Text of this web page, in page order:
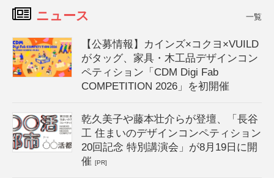
ニュース 一覧
【公募情報】カインズ×コクヨ×VUILD
がタッグ、家具・木工品デザインコン
ペティション「CDM Digi Fab
COMPETITION 2026」を初開催
乾久美子や藤本壮介らが登壇、「長谷
工 住まいのデザインコンペティション
20回記念 特別講演会」が8月19日に開
催[PR]